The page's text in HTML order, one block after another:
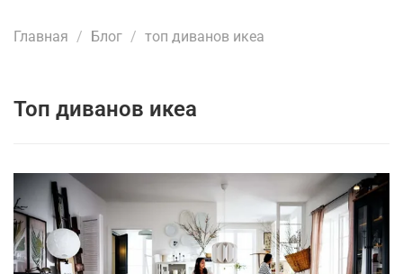
Главная Блог топ диванов икеа
топ диванов икеа